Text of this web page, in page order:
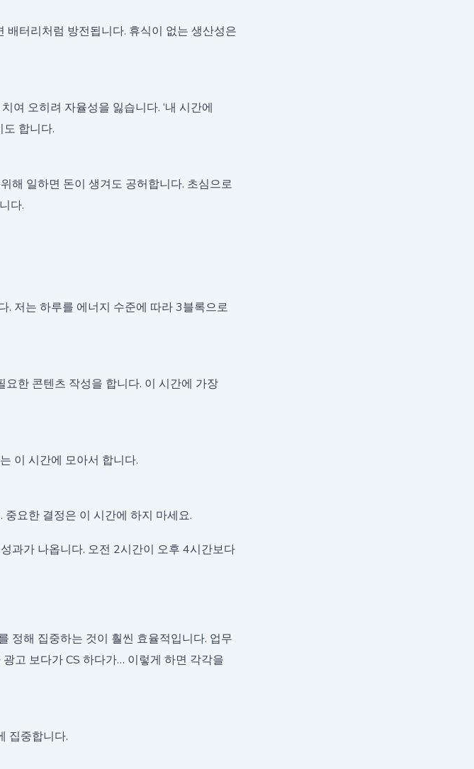
배터리처럼 방전됩니다. 휴식이 없는 생산성은
여 오히려 자율성을 잃습니다. ‘내 시간에
도 합니다.
해 일하면 돈이 생겨도 공허합니다. 초심으로
다.
. 저는 하루를 에너지 수준에 따라 3블록으로
한 콘텐츠 작성을 합니다. 이 시간에 가장
이 시간에 모아서 합니다.
중요한 결정은 이 시간에 하지 마세요.
과가 나옵니다. 오전 2시간이 오후 4시간보다
정해 집중하는 것이 훨씬 효율적입니다. 업무
고 보다가 CS 하다가… 이렇게 하면 각각을
집중합니다.